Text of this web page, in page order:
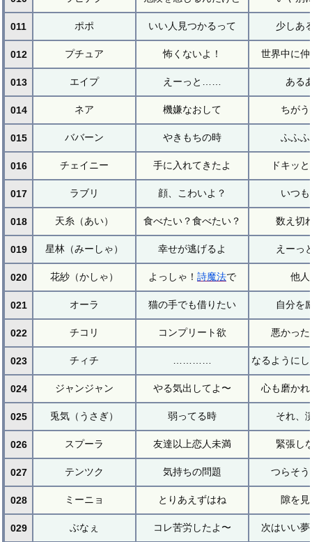
011 ポポ いい人見つかるって 少しあ
012 プチュア 怖くないよ！ 世界中に
013 エイプ えーっと…… ある
014 ネア 機嫌なおして ちが
015 ババーン やきもちの時 ふふふ
016 チェイニー 手に入れてきたよ ドキッ
017 ラブリ 顔、こわいよ？ いつ
018 天糸（あい） 食べたい？食べたい？ 数え切
019 星林（みーしゃ） 幸せが逃げるよ えー
020 花紗（かしゃ） よっしゃ！ 詩魔法で 他人
021 オーラ 猫の手でも借りたい 自分を
022 チコリ コンプリート欲 悪かっ
023 チィチ なるように
024 ジャンジャン やる気出してよ〜 心も磨か
025 兎気（うさぎ） 弱ってる時 それ、
026 スプーラ 友達以上恋人未満 緊張し
027 テンツク 気持ちの問題 つらそ
028 ミーニョ とりあえずはね 隙を
029 ぶなぇ コレ苦労したよ〜 次はいい